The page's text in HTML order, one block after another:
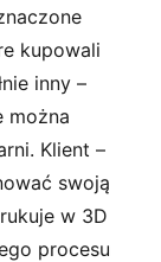
kupowali
inny –
można
Klient –
swoją
w 3D
procesu